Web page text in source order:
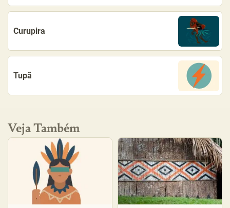
Curupira
Tupã
Veja Também